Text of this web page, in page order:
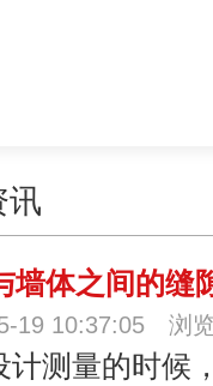
讯
墙体之间的缝
19 10:37:05 浏
计测量的时候